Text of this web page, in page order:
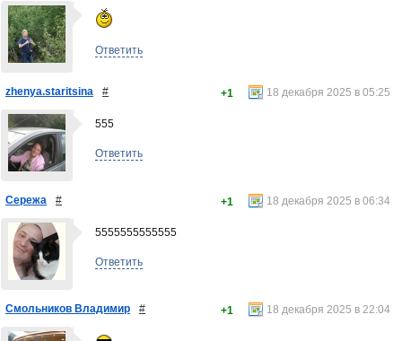
Ответить
zhenya.staritsina # 18 декабря 2025 в 05:25
+1
555
Ответить
Сережа # 18 декабря 2025 в 06:34
+1
5555555555555
Ответить
Смольников Владимир # 18 декабря 2025 в 22:04
+1